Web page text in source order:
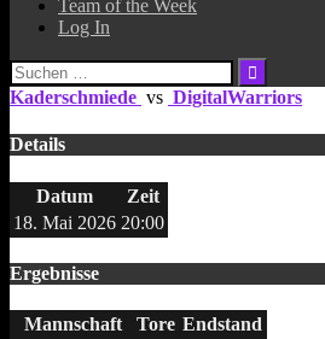
Team of the Week
Log In
Suchen
nach:
Kaderschmiede vs DigitalWarriors
Details
Datum
Zeit
18. Mai 2026 20:00
Ergebnisse
Mannschaft Tore Endstand